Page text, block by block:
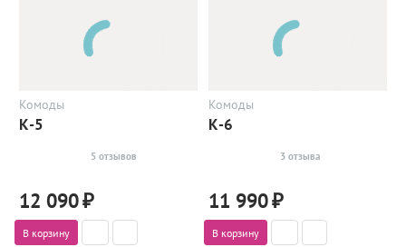
Комоды
К-5
5 отзывов
12 090₽
В корзину
Комоды
К-6
3 отзыва
11 990₽
В корзину